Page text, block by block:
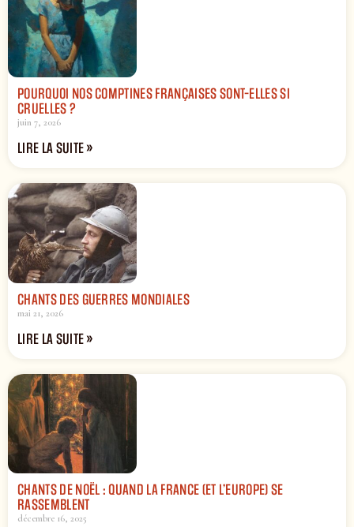
POURQUOI NOS COMPTINES FRANÇAISES SONT-ELLES SI
CRUELLES ?
juin 7, 2026
LIRE LA SUITE »
CHANTS DES GUERRES MONDIALES
mai 21, 2026
LIRE LA SUITE »
CHANTS DE NOËL : QUAND LA FRANCE (ET L’EUROPE) SE
RASSEMBLENT
décembre 16, 2025